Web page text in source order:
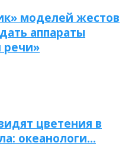
моделей жестов
аппараты
речи»
цветения в
океанологи…